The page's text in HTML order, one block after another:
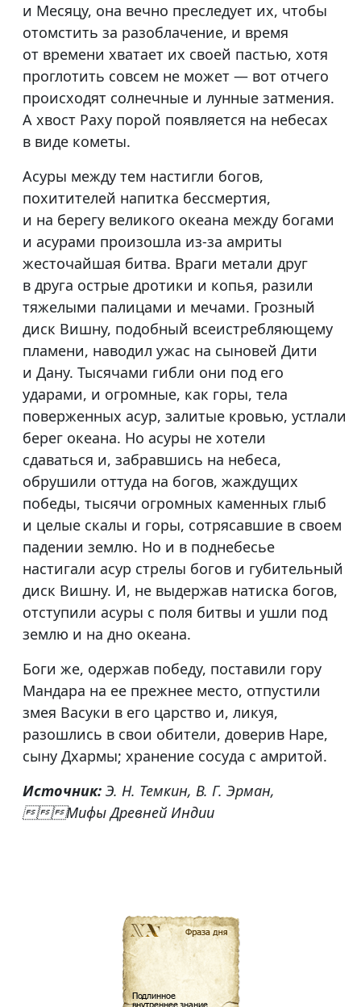
и Месяцу, она вечно преследует их, чтобы
отомстить за разоблачение, и время
от времени хватает их своей пастью, хотя
проглотить совсем не может — вот отчего
происходят солнечные и лунные затмения.
А хвост Раху порой появляется на небесах
в виде кометы.
Асуры между тем настигли богов,
похитителей напитка бессмертия,
и на берегу великого океана между богами
и асурами произошла из-за амриты
жесточайшая битва. Враги метали друг
в друга острые дротики и копья, разили
тяжелыми палицами и мечами. Грозный
диск Вишну, подобный всеистребляющему
пламени, наводил ужас на сыновей Дити
и Дану. Тысячами гибли они под его
ударами, и огромные, как горы, тела
поверженных асур, залитые кровью, устлали
берег океана. Но асуры не хотели
сдаваться и, забравшись на небеса,
обрушили оттуда на богов, жаждущих
победы, тысячи огромных каменных глыб
и целые скалы и горы, сотрясавшие в своем
падении землю. Но и в поднебесье
настигали асур стрелы богов и губительный
диск Вишну. И, не выдержав натиска богов,
отступили асуры с поля битвы и ушли под
землю и на дно океана.
Боги же, одержав победу, поставили гору
Мандара на ее прежнее место, отпустили
змея Васуки в его царство и, ликуя,
разошлись в свои обители, доверив Наре,
сыну Дхармы; хранение сосуда с амритой.
Источник: Э. Н. Темкин, В. Г. Эрман,
Мифы Древней Индии